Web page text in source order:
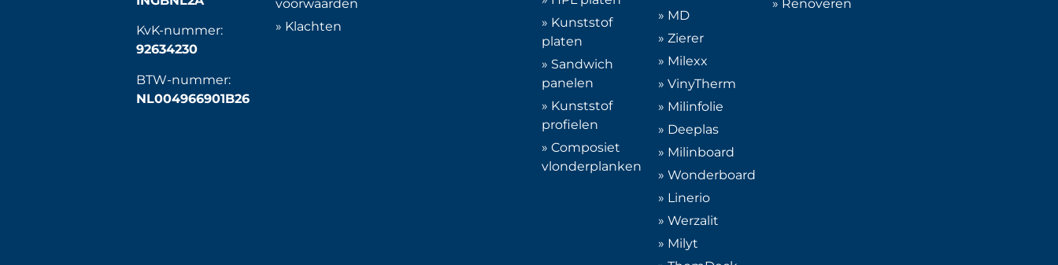
KvK-nummer:
92634230
BTW-nummer:
NL004966901B26
voorwaarden
» Klachten
» Kunststof
platen
» Sandwich
panelen
» Kunststof
profielen
» Composiet
vlonderplanken
» MD
» Zierer
» Milexx
» VinyTherm
» Milinfolie
» Deeplas
» Milinboard
» Wonderboard
» Linerio
» Werzalit
» Milyt
» Renoveren